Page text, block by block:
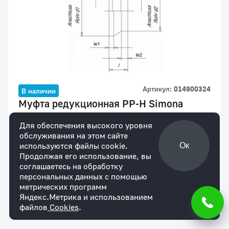
В наличии Артикул: 014900324
Муфта редукционная PP-H Simona
(PN10) SDR11 PN10 315x280
для юр. лиц
По запросу
для физ. лиц
По запросу
Мы уверены в надежности нашей продукции.
На все товары действует гарантия сроком 1
год.
Купить
Для обеспечения высокого уровня
обслуживания на этом сайте
используются файлы cookie.
Продолжая его использование, вы
соглашаетесь на обработку
персональных данных с помощью
метрических программ
Яндекс.Метрика и использованием
файлов Cookies.
Ок